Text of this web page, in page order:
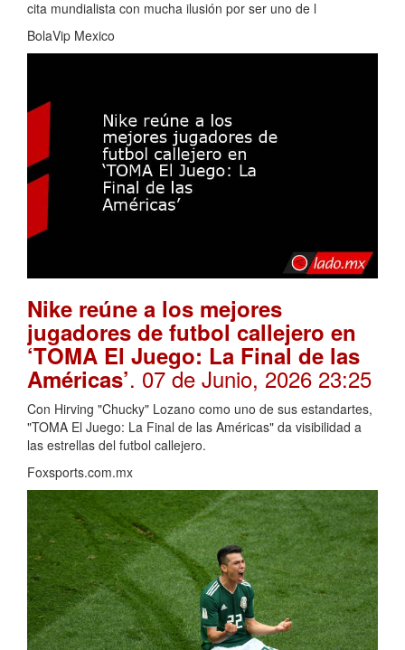
cita mundialista con mucha ilusión por ser uno de l
BolaVip Mexico
Nike reúne a los mejores
jugadores de futbol callejero en
‘TOMA El Juego: La Final de las
Américas’. 07 de Junio, 2026 23:25
Con Hirving "Chucky" Lozano como uno de sus estandartes,
"TOMA El Juego: La Final de las Américas" da visibilidad a
las estrellas del futbol callejero.
Foxsports.com.mx